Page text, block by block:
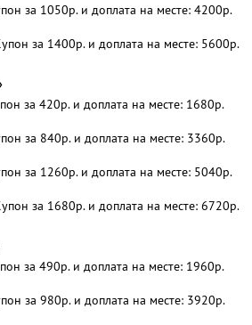
за 1050р. и доплата на месте: 4200р.
за 1400р. и доплата на месте: 5600р.
за 420р. и доплата на месте: 1680р.
за 840р. и доплата на месте: 3360р.
за 1260р. и доплата на месте: 5040р.
за 1680р. и доплата на месте: 6720р.
за 490р. и доплата на месте: 1960р.
за 980р. и доплата на месте: 3920р.